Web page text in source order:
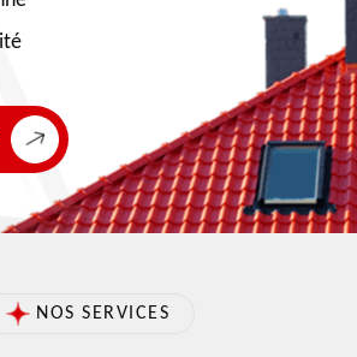
NOS SERVICES